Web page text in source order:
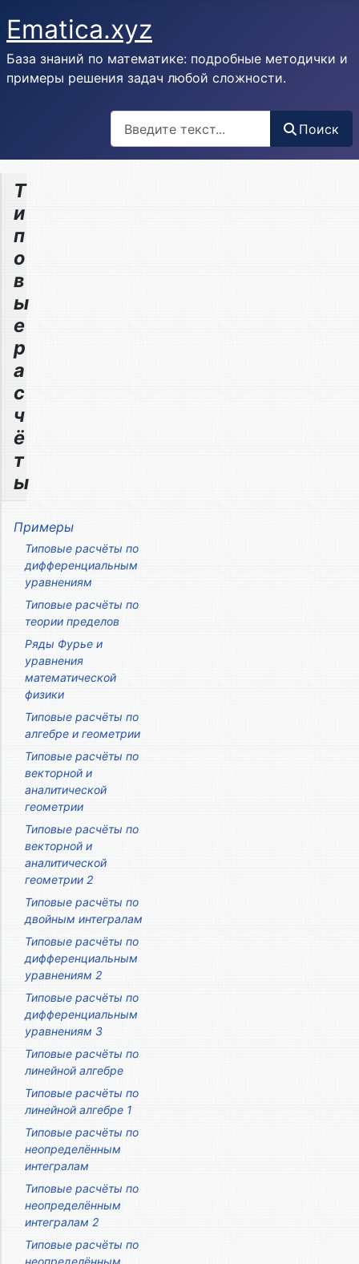
Ematica.xyz
База знаний по математике: подробные методички и
примеры решения задач любой сложности.
Поиск
Т
и
п
о
в
ы
е
р
а
с
ч
ё
т
ы
Примеры
Типовые расчёты по
дифференциальным
уравнениям
Типовые расчёты по
теории пределов
Ряды Фурье и
уравнения
математической
физики
Типовые расчёты по
алгебре и геометрии
Типовые расчёты по
векторной и
аналитической
геометрии
Типовые расчёты по
векторной и
аналитической
геометрии 2
Типовые расчёты по
двойным интегралам
Типовые расчёты по
дифференциальным
уравнениям 2
Типовые расчёты по
дифференциальным
уравнениям 3
Типовые расчёты по
линейной алгебре
Типовые расчёты по
линейной алгебре 1
Типовые расчёты по
неопределённым
интегралам
Типовые расчёты по
неопределённым
интегралам 2
Типовые расчёты по
неопределённым